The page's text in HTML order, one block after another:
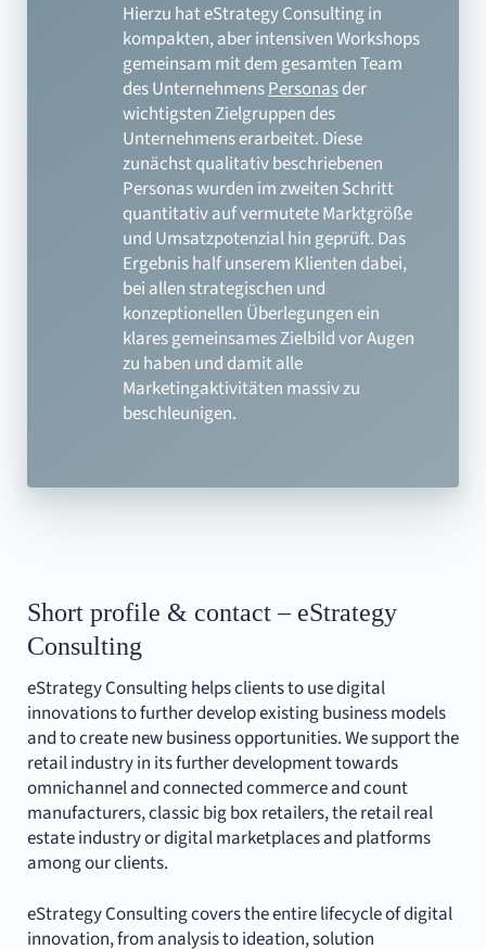
Hierzu hat eStrategy Consulting in
kompakten, aber intensiven Workshops
gemeinsam mit dem gesamten Team
des UnternehmensPersonasder
wichtigsten Zielgruppen des
Unternehmens erarbeitet. Diese
zunächst qualitativ beschriebenen
Personas wurden im zweiten Schritt
quantitativ auf vermutete Marktgröße
und Umsatzpotenzial hin geprüft. Das
Ergebnis half unserem Klienten dabei,
bei allen strategischen und
konzeptionellen Überlegungen ein
klares gemeinsames Zielbild vor Augen
zu haben und damit alle
Marketingaktivitäten massiv zu
beschleunigen.
Short profile & contact – eStrategy
Consulting
eStrategy Consulting helps clients to use digital
innovations to further develop existing business models
and to create new business opportunities. We support the
retail industry in its further development towards
omnichannel and connected commerce and count
manufacturers, classic big box retailers, the retail real
estate industry or digital marketplaces and platforms
among our clients.
eStrategy Consulting covers the entire lifecycle of digital
innovation, from analysis to ideation, solution